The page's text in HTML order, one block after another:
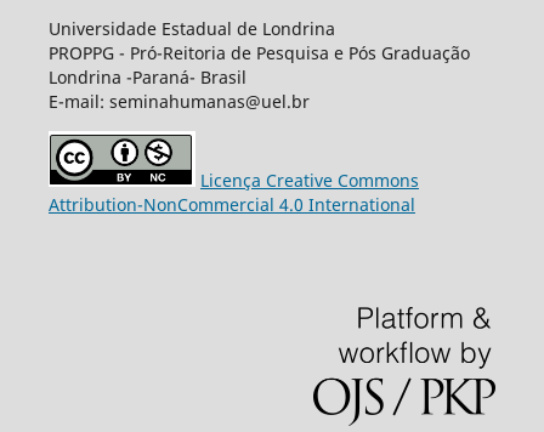
Universidade Estadual de Londrina
PROPPG - Pró-Reitoria de Pesquisa e Pós Graduação
Londrina -Paraná- Brasil
E-mail: seminahumanas@uel.br
Licença Creative Commons
Attribution-NonCommercial 4.0 International